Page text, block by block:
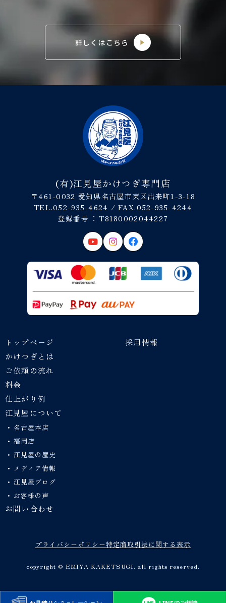
詳しくはこちら
(有)江見屋かけつぎ専門店
〒461-0032 愛知県名古屋市東区出来町1-3-18
TEL.052-935-4624 / FAX.052-935-4244
登録番号︓ T8180002044227
トップページ
かけつぎとは
ご依頼の流れ
料金
仕上がり例
江見屋について
名古屋本店
福岡店
江見屋の歴史
メディア情報
江見屋ブログ
お客様の声
お問い合わせ
採用情報
copyright © EMIYA KAKETSUGI. all rights reserved.
プライバシーポリシー特定商取引法に関する表示